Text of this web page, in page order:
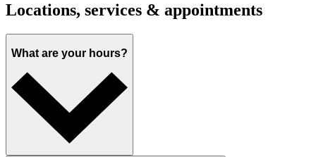
Locations, services & appointments
What are your hours?